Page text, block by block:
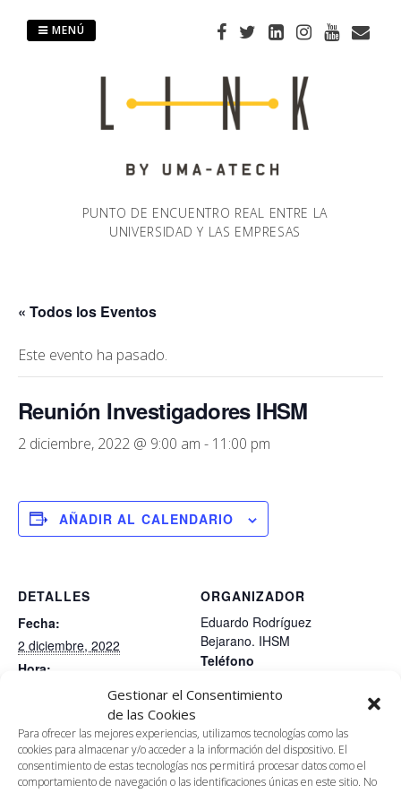
Gestionar el Consentimiento
de las Cookies
Para ofrecer las mejores experiencias, utilizamos tecnologías como las
cookies para almacenar y/o acceder a la información del dispositivo. El
consentimiento de estas tecnologías nos permitirá procesar datos como el
comportamiento de navegación o las identificaciones únicas en este sitio. No
PUNTO DE ENCUENTRO REAL ENTRE LA
UNIVERSIDAD Y LAS EMPRESAS
MENÚ
« Todos los Eventos
Este evento ha pasado.
Reunión Investigadores IHSM
2 diciembre, 2022 @ 9:00 am - 11:00 pm
AÑADIR AL CALENDARIO
DETALLES
Fecha:
2 diciembre, 2022
Hora:
9:00 am - 11:00 pm
https://www.ihsm.uma-
csic.es/
ORGANIZADOR
Eduardo Rodríguez
Bejarano. IHSM
Teléfono
Correo electrónico
Edu_rodri@uma.es
Ver el sitio web del
Organizador